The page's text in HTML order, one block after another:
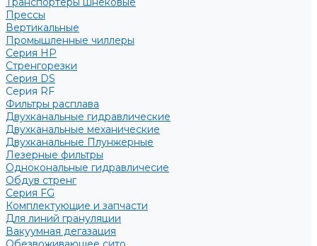
Прессы
Вертикальные
Промышленные чиллеры
Серия HP
Стренгорезки
Серия DS
Серия RF
Фильтры расплава
Двухканальные гидравлические
Двухканальные механические
Двухканальные Плунжерные
Лезерные фильтры
Однокональные гидравличесие
Обдув стренг
Серия FG
Комплектующие и запчасти
Для линий грануляции
Вакуумная дегазация